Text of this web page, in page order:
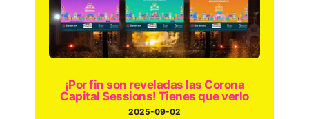
¡Por fin son reveladas las Corona
Capital Sessions! Tienes que verlo
2025-09-02